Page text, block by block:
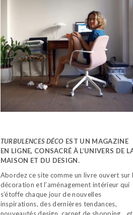
TURBULENCES DÉCO EST UN MAGAZINE
EN LIGNE, CONSACRÉ À L’UNIVERS DE
MAISON ET DU DESIGN.
Abordez ce site comme un livre ouvert sur
décoration et l’aménagement intérieur qui
s’étoffe chaque jour de nouvelles
inspirations, des dernières tendances,